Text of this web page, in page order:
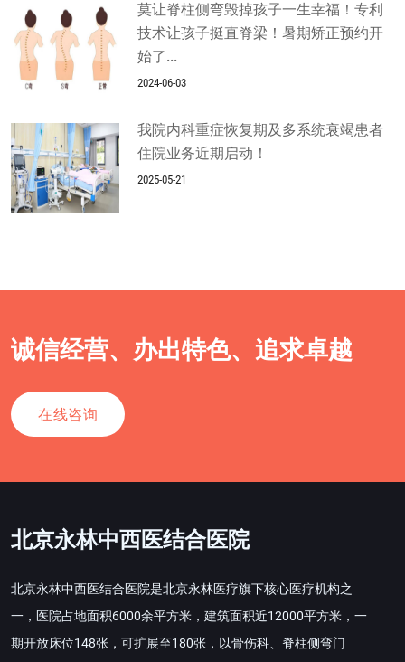
莫让脊柱侧弯毁掉孩子一生幸福！专利
技术让孩子挺直脊梁！暑期矫正预约开
始了...
2024-06-03
我院内科重症恢复期及多系统衰竭患者
住院业务近期启动！
2025-05-21
诚信经营、办出特色、追求卓越
在线咨询
北京永林中西医结合医院
北京永林中西医结合医院是北京永林医疗旗下核心医疗机构之
一，医院占地面积6000余平方米，建筑面积近12000平方米，一
期开放床位148张，可扩展至180张，以骨伤科、脊柱侧弯门